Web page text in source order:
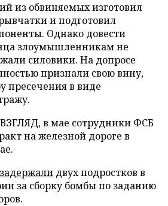
из обвиняемых изготовил
и подготовил
Однако довести
злоумышленникам не
силовики. На допросе
признали свою вину,
пресечения в виде
ВЗГЛЯД, в мае сотрудники ФСБ
на железной дороге в
задержали двух подростков в
за сборку бомбы по заданию